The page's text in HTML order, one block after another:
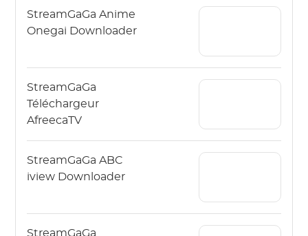
StreamGaGa Anime
Onegai Downloader
StreamGaGa
Téléchargeur
AfreecaTV
StreamGaGa ABC
iview Downloader
StreamGaGa